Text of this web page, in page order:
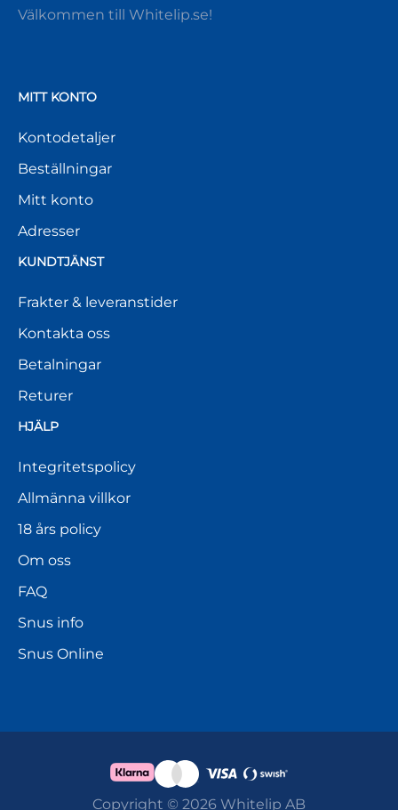
Välkommen till Whitelip.se!
MITT KONTO
Kontodetaljer
Beställningar
Mitt konto
Adresser
KUNDTJÄNST
Frakter & leveranstider
Kontakta oss
Betalningar
Returer
HJÄLP
Integritetspolicy
Allmänna villkor
18 års policy
Om oss
FAQ
Snus info
Snus Online
Copyright © 2026 Whitelip AB